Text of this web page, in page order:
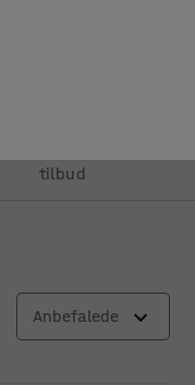
tilbud
Anbefalede